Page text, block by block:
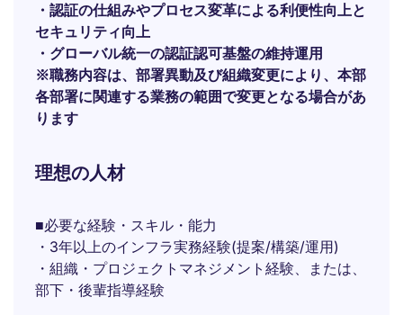
・認証の仕組みやプロセス変革による利便性向上と
セキュリティ向上
・グローバル統一の認証認可基盤の維持運用
※職務内容は、部署異動及び組織変更により、本部
各部署に関連する業務の範囲で変更となる場合があ
ります
理想の人材
■必要な経験・スキル・能力
・3年以上のインフラ実務経験(提案/構築/運用)
・組織・プロジェクトマネジメント経験、または、
部下・後輩指導経験